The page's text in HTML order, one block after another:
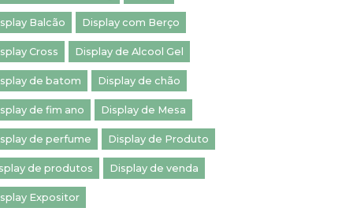
Balcão Display com Berço
Cross Display de Alcool Gel
de batom Display de chão
de fim ano Display de Mesa
de perfume Display de Produto
de produtos Display de venda
Expositor